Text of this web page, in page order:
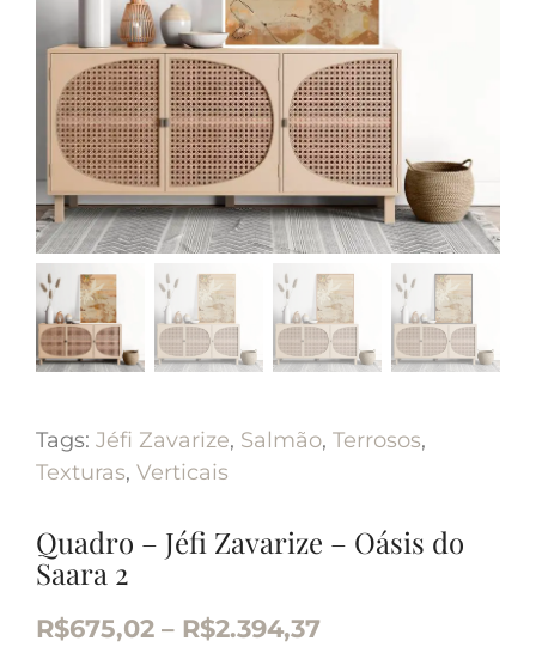
Tags: Jéfi Zavarize, Salmão, Terrosos,
Texturas, Verticais
Quadro – Jéfi Zavarize – Oásis do
Saara 2
R$675,02 – R$2.394,37